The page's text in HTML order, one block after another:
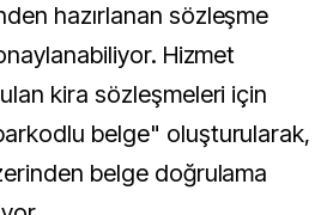
hazırlanan sözleşme
Hizmet
kira sözleşmeleri için
belge" oluşturularak,
belge doğrulama